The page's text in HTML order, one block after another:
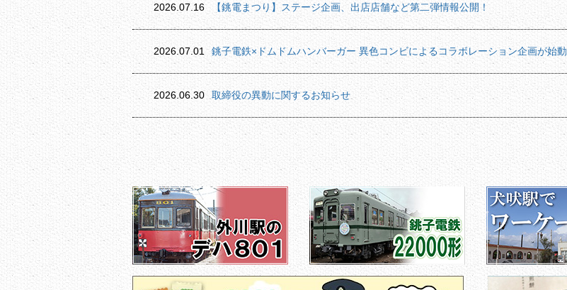
2026.07.16 【銚電まつり】ステージ企画、出店店舗など第二弾情報公開！
2026.07.01 銚子電鉄×ドムドムハンバーガー 異色コンビによるコラボレーション企画が始動
2026.06.30 取締役の異動に関するお知らせ